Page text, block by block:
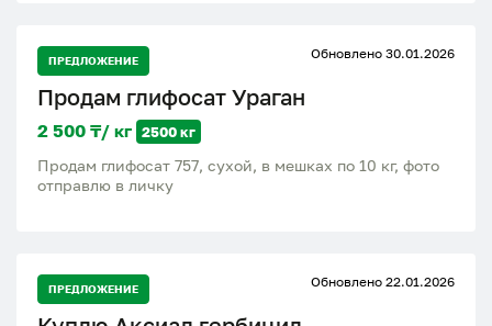
ПРЕДЛОЖЕНИЕ Обновлено 30.01.2026
Продам глифосат Ураган
2 500 ₸/ кг 2500 кг
Продам глифосат 757, сухой, в мешках по 10 кг, фото
отправлю в личку
ПРЕДЛОЖЕНИЕ Обновлено 22.01.2026